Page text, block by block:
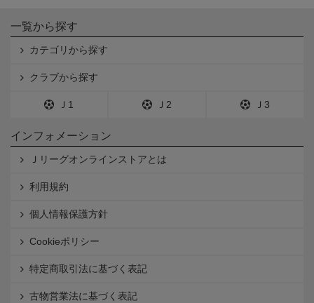
一覧から探す
カテゴリから探す
クラブから探す
Ｊ1 Ｊ2 Ｊ3
インフォメーション
Ｊリーグオンラインストアとは
利用規約
個人情報保護方針
Cookieポリシー
特定商取引法に基づく表記
古物営業法に基づく表記